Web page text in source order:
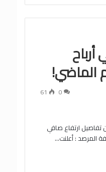
0
61
تفاصيل ارتفاع صافي